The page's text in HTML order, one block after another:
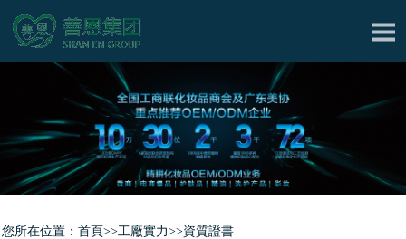
研發實力
工廠實力
生產車間 品質保證
您所在位置： 首頁>>工廠實力>>資質證書